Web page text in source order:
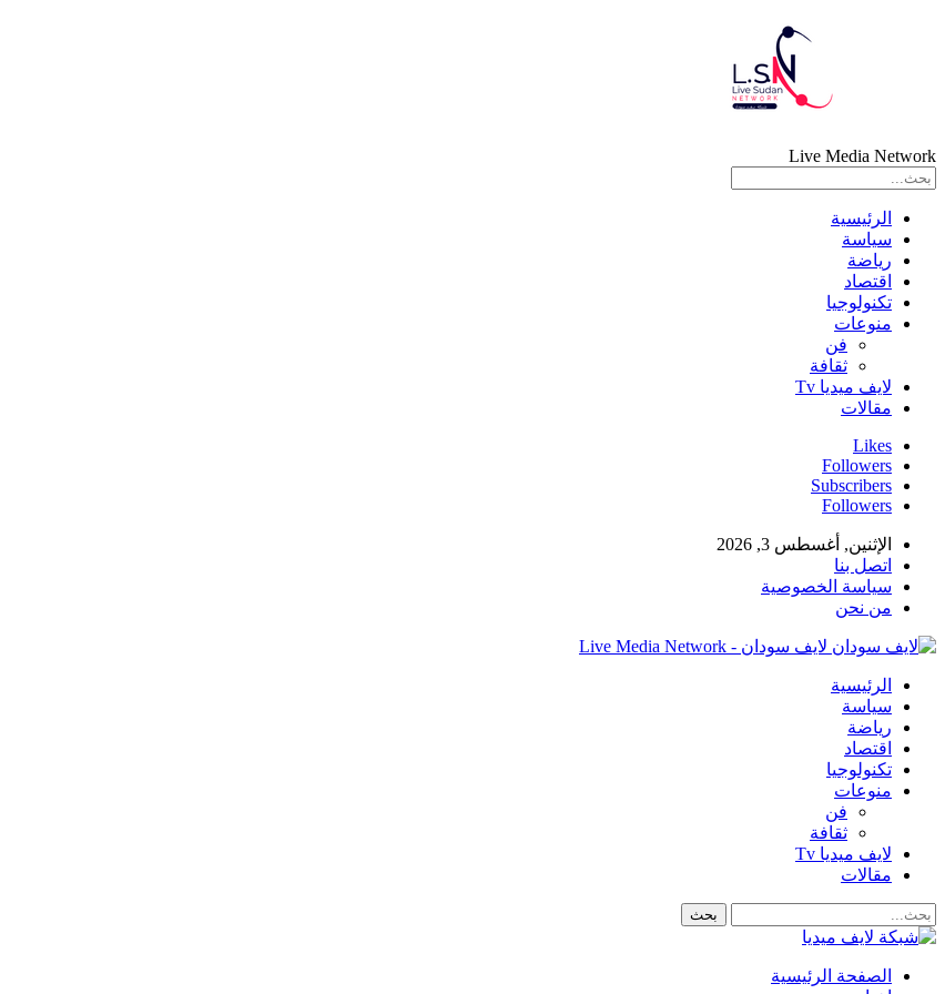
Live Media Network
الرئيسية
سياسة
رياضة
اقتصاد
تكنولوجيا
منوعات
فن
ثقافة
لايف ميديا Tv
مقالات
Likes
Followers
Subscribers
Followers
الإثنين, أغسطس 3, 2026
اتصل بنا
سياسة الخصوصية
من نحن
لايف سودان - Live Media Network
الرئيسية
سياسة
رياضة
اقتصاد
تكنولوجيا
منوعات
فن
ثقافة
لايف ميديا Tv
مقالات
الصفحة الرئيسية